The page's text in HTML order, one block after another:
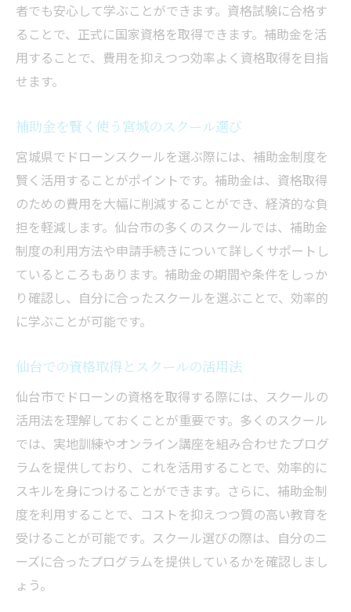
者でも安心して学ぶことができます。資格試験に合格す
ることで、正式に国家資格を取得できます。補助金を活
用することで、費用を抑えつつ効率よく資格取得を目指
せます。
補助金を賢く使う宮城のスクール選び
宮城県でドローンスクールを選ぶ際には、補助金制度を
賢く活用することがポイントです。補助金は、資格取得
のための費用を大幅に削減することができ、経済的な負
担を軽減します。仙台市の多くのスクールでは、補助金
制度の利用方法や申請手続きについて詳しくサポートし
ているところもあります。補助金の期間や条件をしっか
り確認し、自分に合ったスクールを選ぶことで、効率的
に学ぶことが可能です。
仙台での資格取得とスクールの活用法
仙台市でドローンの資格を取得する際には、スクールの
活用法を理解しておくことが重要です。多くのスクール
では、実地訓練やオンライン講座を組み合わせたプログ
ラムを提供しており、これを活用することで、効率的に
スキルを身につけることができます。さらに、補助金制
度を利用することで、コストを抑えつつ質の高い教育を
受けることが可能です。スクール選びの際は、自分のニ
ーズに合ったプログラムを提供しているかを確認しまし
ょう。